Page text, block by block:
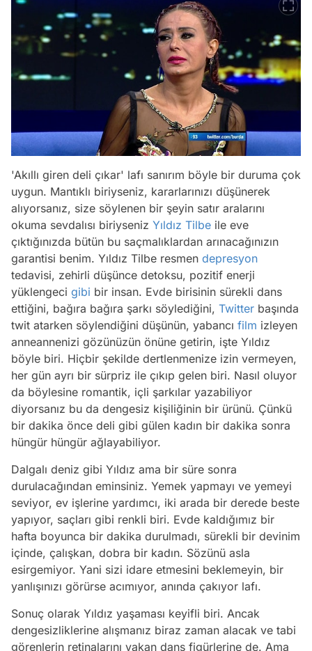
'Akıllı giren deli çıkar' lafı sanırım böyle bir duruma çok
uygun. Mantıklı biriyseniz, kararlarınızı düşünerek
alıyorsanız, size söylenen bir şeyin satır aralarını
okuma sevdalısı biriyseniz Yıldız Tilbe ile eve
çıktığınızda bütün bu saçmalıklardan arınacağınızın
garantisi benim. Yıldız Tilbe resmen depresyon
tedavisi, zehirli düşünce detoksu, pozitif enerji
yüklengeci gibi bir insan. Evde birisinin sürekli dans
ettiğini, bağıra bağıra şarkı söylediğini, Twitter başında
twit atarken söylendiğini düşünün, yabancı film izleyen
anneannenizi gözünüzün önüne getirin, işte Yıldız
böyle biri. Hiçbir şekilde dertlenmenize izin vermeyen,
her gün ayrı bir sürpriz ile çıkıp gelen biri. Nasıl oluyor
da böylesine romantik, içli şarkılar yazabiliyor
diyorsanız bu da dengesiz kişiliğinin bir ürünü. Çünkü
bir dakika önce deli gibi gülen kadın bir dakika sonra
hüngür hüngür ağlayabiliyor.
Dalgalı deniz gibi Yıldız ama bir süre sonra
durulacağından eminsiniz. Yemek yapmayı ve yemeyi
seviyor, ev işlerine yardımcı, iki arada bir derede beste
yapıyor, saçları gibi renkli biri. Evde kaldığımız bir
hafta boyunca bir dakika durulmadı, sürekli bir devinim
içinde, çalışkan, dobra bir kadın. Sözünü asla
esirgemiyor. Yani sizi idare etmesini beklemeyin, bir
yanlışınızı görürse acımıyor, anında çakıyor lafı.
Sonuç olarak Yıldız yaşaması keyifli biri. Ancak
dengesizliklerine alışmanız biraz zaman alacak ve tabi
görenlerin retinalarını yakan dans figürlerine de. Ama